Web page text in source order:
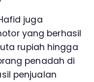
juga
yang berhasil
rupiah hingga
penadah di
penjualan